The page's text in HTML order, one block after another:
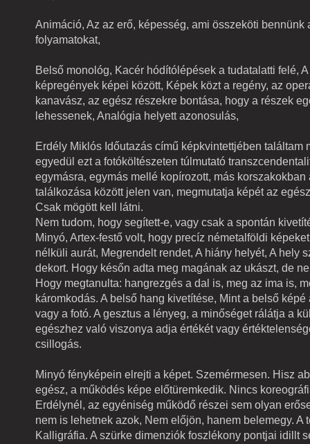
Animáció, Az az erő, képesség, ami összeköti bennünk
folyamatokat,
Belső monológ, Kacér hódítólépések a tudatalatti felé,
képregények képei között, Képek közt a regény, az
kanavász, az egész részekre bontása, hogy a részek
lehessenek, Analógia helyett azonosulás,
Erdély Miklós Időutazás című képkvintettjében találtam
egyedül ezt a fotóköltészeten túlmutató
egymásra, egymás mellé kopírozott, más
találkozása között jelen van, megmutatja képét az
Csak mögött kell látni.
Nem tudom, hogy segített-e, vagy csak a spontán
Minyó, Artex-festő volt, hogy precíz németalföldi
nélküli aurát, Megrendelt rendet, A hiány helyét, A hely
dekort. Hogy későn adta meg magának az ukászt, de
Hogy megtanulta: hangrezgés a dal is, meg az ima is,
káromkodás. A belső hang kivetítése, Mint a belső képé
vagy a fotó. A gesztus a lényeg, a minőséget rálátja a
egészhez való viszonya adja értékét vagy
csillogás.
Minyó fényképein elrejti a képet. Szemérmesen. Hisz
egész, a működés képe előtüremkedik. Nincs
Erdélynél, az egyéniség működő részei sem olyan
nem is lehetnek azok, Nem előjön, hanem belemegy. A
Kalligráfia. A szürke dimenziók foszlékony pontjai idillt